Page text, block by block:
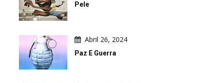
Pele
Abril 26, 2024
Paz E Guerra